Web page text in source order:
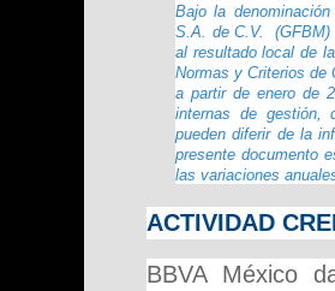
Bajo la
S.A. de C.V. (GFBM)
al resultado local de
Normas y Criterios de
a partir de enero de
internas de gestión,
pueden diferir de la
presente documento
las variaciones
ACTIVIDAD
BBVA México